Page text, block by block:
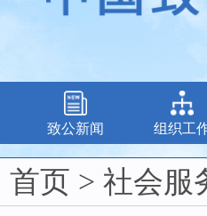
致公新闻 组织工
首页 > 社会服